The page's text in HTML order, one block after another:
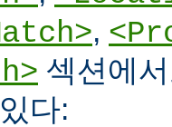
,
섹션에
다: